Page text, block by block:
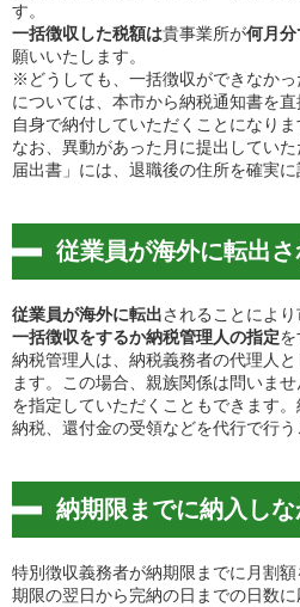
す。
一括徴収した税額は貴事業所が何月分
願いいたします。
※どうしても、一括徴収ができなか
については、本市から納税通知書を
自身で納付していただくことになりま
なお、異動があった月に提出してい
届出書」には、退職後の住所を確実に
従業員が海外に転出
従業員が海外に転出されることにより
一括徴収をするか納税管理人の指定を
納税管理人は、納税義務者の代理人
ます。この場合、親族関係は問いま
を指定していただくこともできます
納税、還付金の受領などを代行で行う
納期限までに納入し
特別徴収義務者が納期限までに月割
期限の翌日から完納の日までの日数